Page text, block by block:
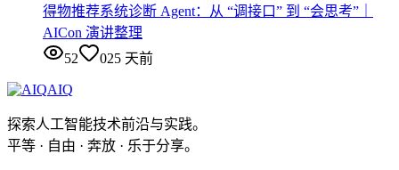
得物推荐系统诊断 Agent：从 “调接口” 到 “会思考”｜
AICon 演讲整理
52
025 天前
AIQ
探索人工智能技术前沿与实践。
平等 · 自由 · 奔放 · 乐于分享。